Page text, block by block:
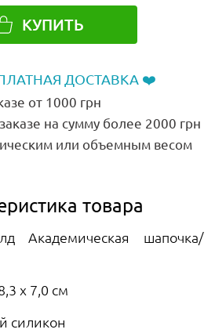
КУПИТЬ
ДОСТАВКА ❤️
от 1000 грн
на сумму более 2000 грн
или объемным весом
товара
Академическая шапочка/
х 7,0 см
силикон